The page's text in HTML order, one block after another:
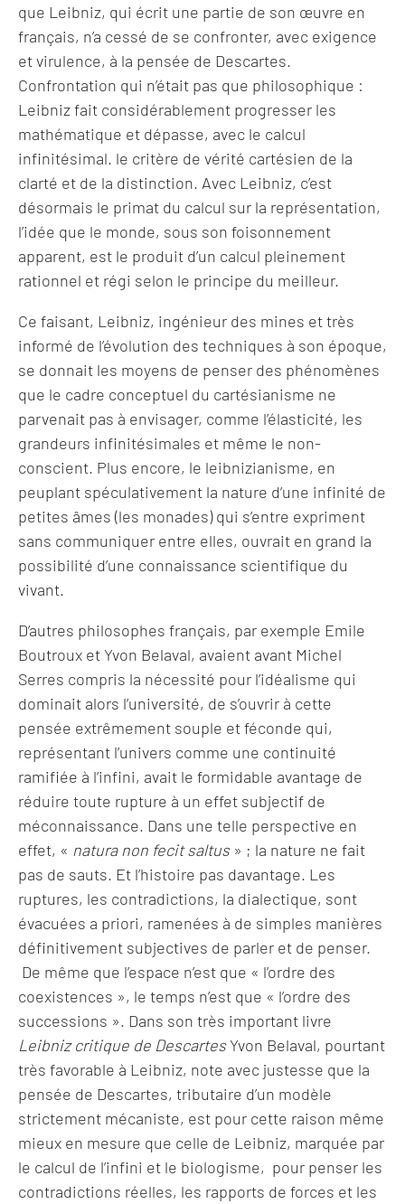
que Leibniz, qui écrit une partie de son œuvre en
français, n’a cessé de se confronter, avec exigence
et virulence, à la pensée de Descartes.
Confrontation qui n’était pas que philosophique :
Leibniz fait considérablement progresser les
mathématique et dépasse, avec le calcul
infinitésimal. le critère de vérité cartésien de la
clarté et de la distinction. Avec Leibniz, c’est
désormais le primat du calcul sur la représentation,
l’idée que le monde, sous son foisonnement
apparent, est le produit d’un calcul pleinement
rationnel et régi selon le principe du meilleur.
Ce faisant, Leibniz, ingénieur des mines et très
informé de l’évolution des techniques à son époque,
se donnait les moyens de penser des phénomènes
que le cadre conceptuel du cartésianisme ne
parvenait pas à envisager, comme l’élasticité, les
grandeurs infinitésimales et même le non-
conscient. Plus encore, le leibnizianisme, en
peuplant spéculativement la nature d’une infinité de
petites âmes (les monades) qui s’entre expriment
sans communiquer entre elles, ouvrait en grand la
possibilité d’une connaissance scientifique du
vivant.
D’autres philosophes français, par exemple Emile
Boutroux et Yvon Belaval, avaient avant Michel
Serres compris la nécessité pour l’idéalisme qui
dominait alors l’université, de s’ouvrir à cette
pensée extrêmement souple et féconde qui,
représentant l’univers comme une continuité
ramifiée à l’infini, avait le formidable avantage de
réduire toute rupture à un effet subjectif de
méconnaissance. Dans une telle perspective en
effet, « natura non fecit saltus» ; la nature ne fait
pas de sauts. Et l’histoire pas davantage. Les
ruptures, les contradictions, la dialectique, sont
évacuées a priori, ramenées à de simples manières
définitivement subjectives de parler et de penser.
De même que l’espace n’est que « l’ordre des
coexistences », le temps n’est que « l’ordre des
successions ». Dans son très important livre
Leibniz critique de DescartesYvon Belaval, pourtant
très favorable à Leibniz, note avec justesse que la
pensée de Descartes, tributaire d’un modèle
strictement mécaniste, est pour cette raison même
mieux en mesure que celle de Leibniz, marquée par
le calcul de l’infini et le biologisme, pour penser les
contradictions réelles, les rapports de forces et les